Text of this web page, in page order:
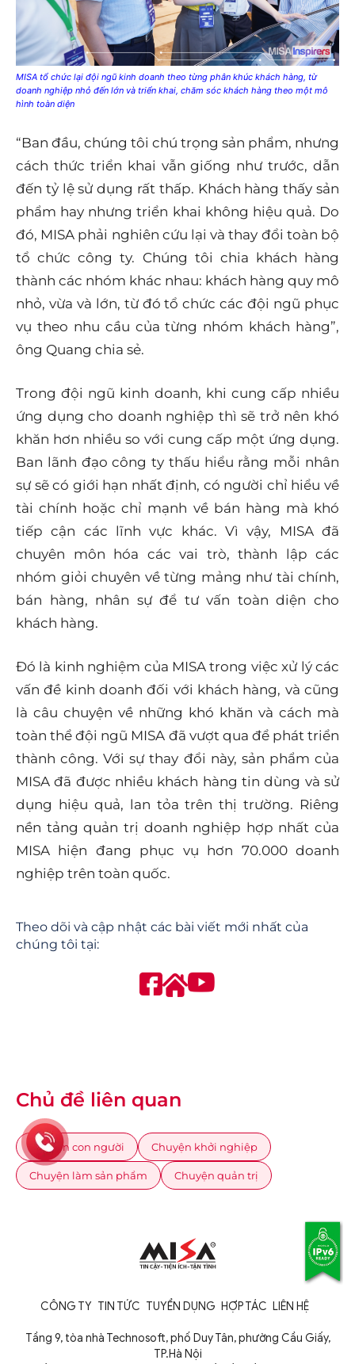
MISA tổ chức lại đội ngũ kinh doanh theo từng phân khúc khách hàng, từ
doanh nghiệp nhỏ đến lớn và triển khai, chăm sóc khách hàng theo một mô
hình toàn diện
“Ban đầu, chúng tôi chú trọng sản phẩm, nhưng
cách thức triển khai vẫn giống như trước, dẫn
đến tỷ lệ sử dụng rất thấp. Khách hàng thấy sản
phẩm hay nhưng triển khai không hiệu quả. Do
đó, MISA phải nghiên cứu lại và thay đổi toàn bộ
tổ chức công ty. Chúng tôi chia khách hàng
thành các nhóm khác nhau: khách hàng quy mô
nhỏ, vừa và lớn, từ đó tổ chức các đội ngũ phục
vụ theo nhu cầu của từng nhóm khách hàng”,
ông Quang chia sẻ.
Trong đội ngũ kinh doanh, khi cung cấp nhiều
ứng dụng cho doanh nghiệp thì sẽ trở nên khó
khăn hơn nhiều so với cung cấp một ứng dụng.
Ban lãnh đạo công ty thấu hiểu rằng mỗi nhân
sự sẽ có giới hạn nhất định, có người chỉ hiểu về
tài chính hoặc chỉ mạnh về bán hàng mà khó
tiếp cận các lĩnh vực khác. Vì vậy, MISA đã
chuyên môn hóa các vai trò, thành lập các
nhóm giỏi chuyên về từng mảng như tài chính,
bán hàng, nhân sự để tư vấn toàn diện cho
khách hàng.
Đó là kinh nghiệm của MISA trong việc xử lý các
vấn đề kinh doanh đối với khách hàng, và cũng
là câu chuyện về những khó khăn và cách mà
toàn thể đội ngũ MISA đã vượt qua để phát triển
thành công. Với sự thay đổi này, sản phẩm của
MISA đã được nhiều khách hàng tin dùng và sử
dụng hiệu quả, lan tỏa trên thị trường. Riêng
nền tảng quản trị doanh nghiệp hợp nhất của
MISA hiện đang phục vụ hơn 70.000 doanh
nghiệp trên toàn quốc.
Theo dõi và cập nhật các bài viết mới nhất của
chúng tôi tại:
Chủ đề liên quan
Chuyện con người Chuyện khởi nghiệp
Chuyện làm sản phẩm Chuyện quản trị
CÔNG TY TIN TỨC TUYỂN DỤNG HỢP TÁC LIÊN HỆ
Tầng 9, tòa nhà Technosoft, phố Duy Tân, phường Cầu Giấy,
TP.Hà Nội